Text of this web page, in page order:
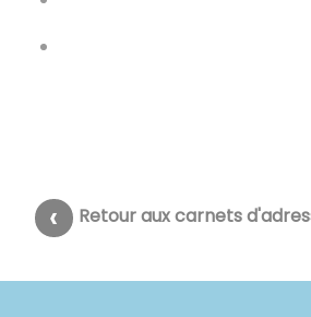
Retour aux carnets